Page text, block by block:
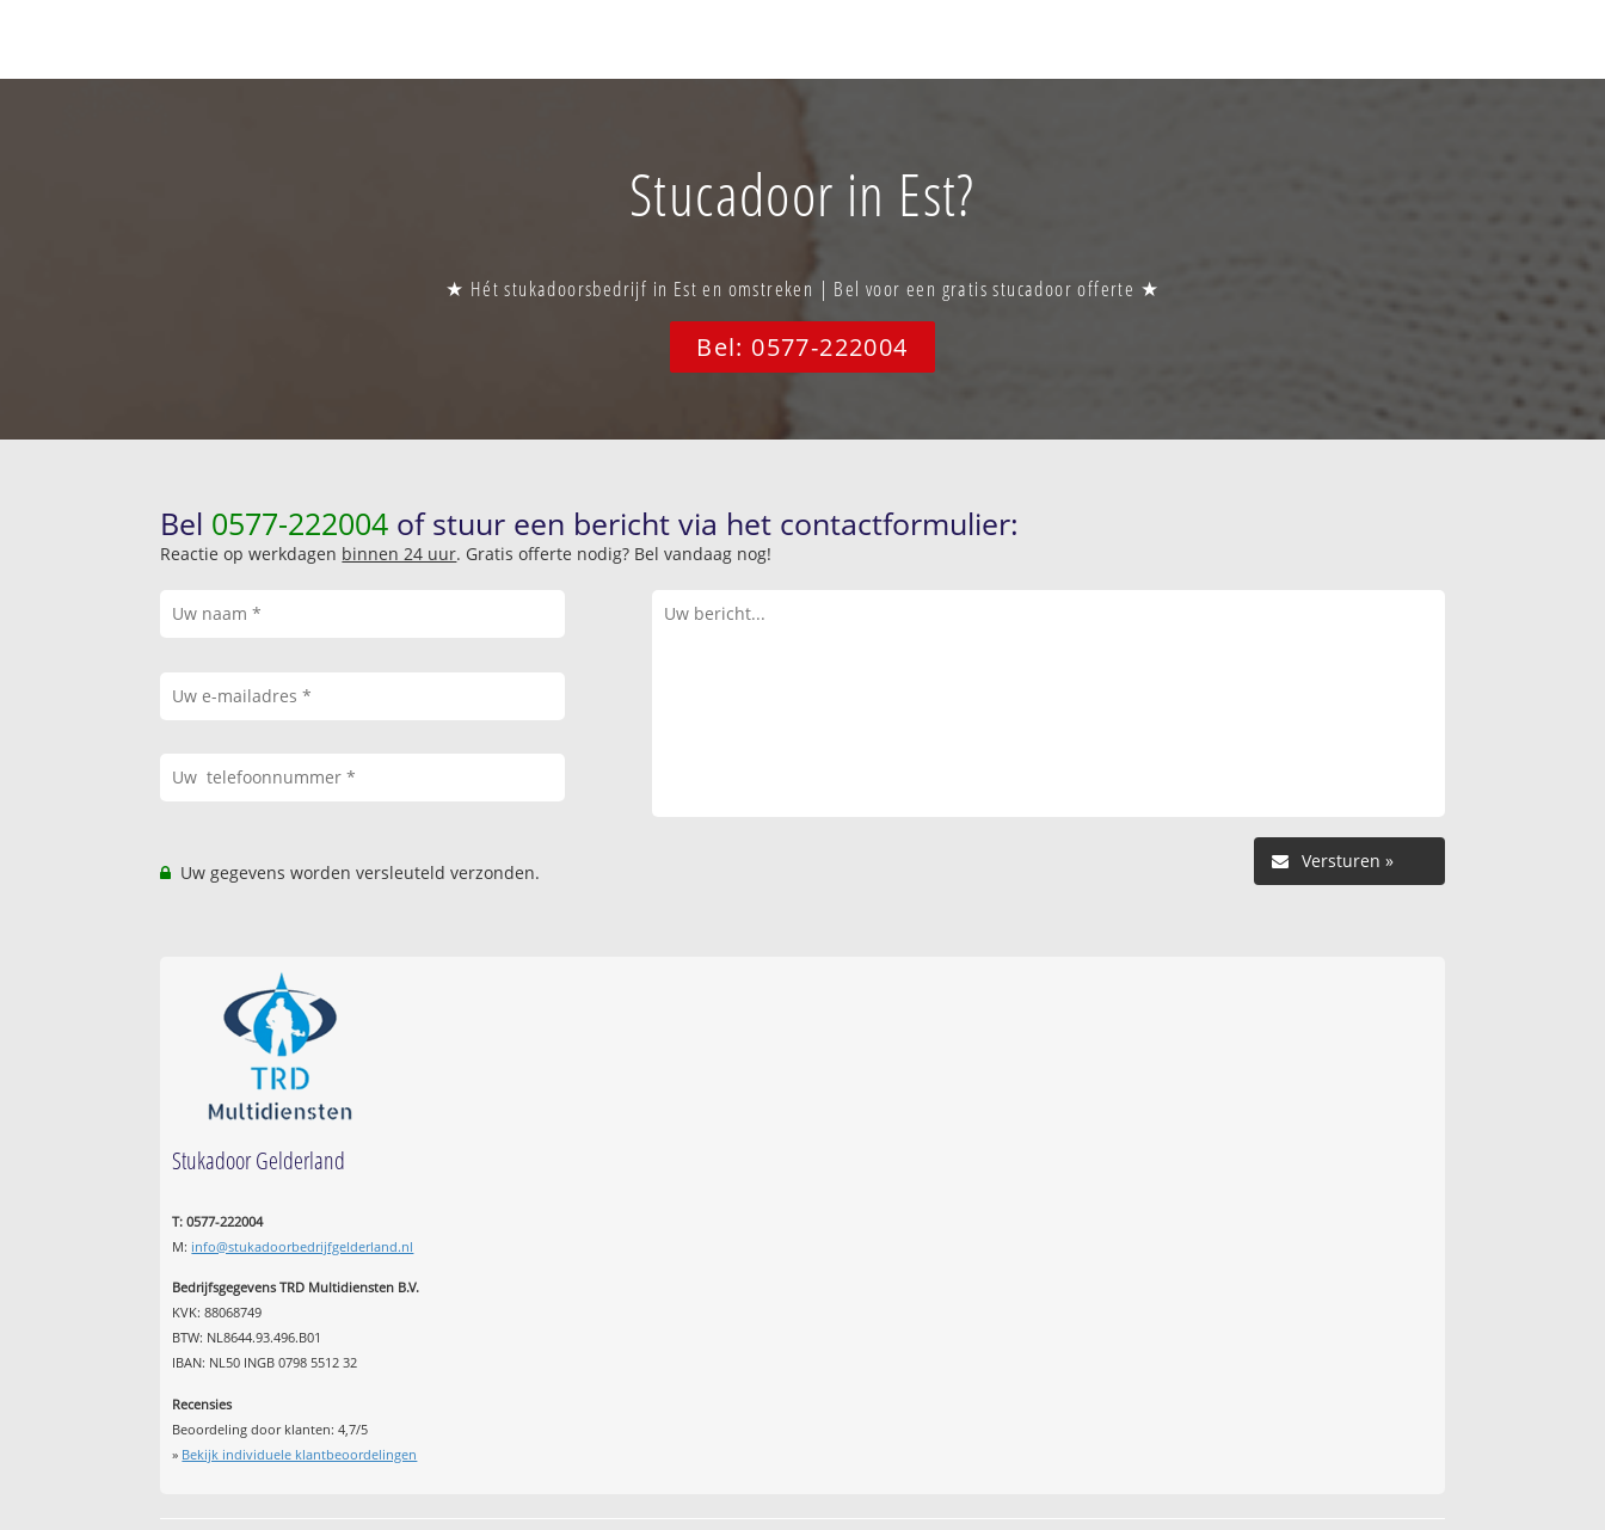
Stucadoor in Est?
★ Hét stukadoorsbedrijf in Est en omstreken | Bel voor een gratis stucadoor offerte ★
Bel: 0577-222004
Bel 0577-222004 of stuur een bericht via het contactformulier:
Reactie op werkdagen binnen 24 uur. Gratis offerte nodig? Bel vandaag nog!
Uw gegevens worden versleuteld verzonden.
Stukadoor Gelderland
T: 0577-222004
M: info@stukadoorbedrijfgelderland.nl
Bedrijfsgegevens TRD Multidiensten B.V.
KVK: 88068749
BTW: NL8644.93.496.B01
IBAN: NL50 INGB 0798 5512 32
Recensies
Beoordeling door klanten:4,7/5
» Bekijk individuele klantbeoordelingen